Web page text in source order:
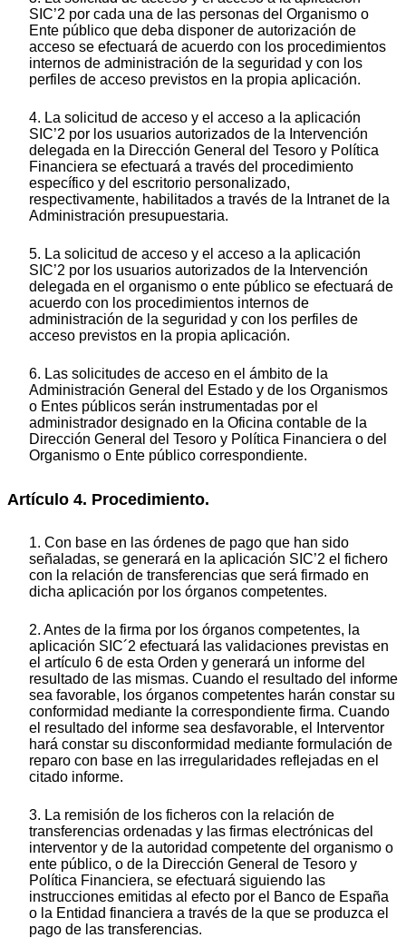
SIC’2 por cada una de las personas del Organismo o
Ente público que deba disponer de autorización de
acceso se efectuará de acuerdo con los procedimientos
internos de administración de la seguridad y con los
perfiles de acceso previstos en la propia aplicación.
4. La solicitud de acceso y el acceso a la aplicación
SIC’2 por los usuarios autorizados de la Intervención
delegada en la Dirección General del Tesoro y Política
Financiera se efectuará a través del procedimiento
específico y del escritorio personalizado,
respectivamente, habilitados a través de la Intranet de la
Administración presupuestaria.
5. La solicitud de acceso y el acceso a la aplicación
SIC’2 por los usuarios autorizados de la Intervención
delegada en el organismo o ente público se efectuará de
acuerdo con los procedimientos internos de
administración de la seguridad y con los perfiles de
acceso previstos en la propia aplicación.
6. Las solicitudes de acceso en el ámbito de la
Administración General del Estado y de los Organismos
o Entes públicos serán instrumentadas por el
administrador designado en la Oficina contable de la
Dirección General del Tesoro y Política Financiera o del
Organismo o Ente público correspondiente.
Artículo 4. Procedimiento.
1. Con base en las órdenes de pago que han sido
señaladas, se generará en la aplicación SIC’2 el fichero
con la relación de transferencias que será firmado en
dicha aplicación por los órganos competentes.
2. Antes de la firma por los órganos competentes, la
aplicación SIC´2 efectuará las validaciones previstas en
el artículo 6 de esta Orden y generará un informe del
resultado de las mismas. Cuando el resultado del informe
sea favorable, los órganos competentes harán constar su
conformidad mediante la correspondiente firma. Cuando
el resultado del informe sea desfavorable, el Interventor
hará constar su disconformidad mediante formulación de
reparo con base en las irregularidades reflejadas en el
citado informe.
3. La remisión de los ficheros con la relación de
transferencias ordenadas y las firmas electrónicas del
interventor y de la autoridad competente del organismo o
ente público, o de la Dirección General de Tesoro y
Política Financiera, se efectuará siguiendo las
instrucciones emitidas al efecto por el Banco de España
o la Entidad financiera a través de la que se produzca el
pago de las transferencias.